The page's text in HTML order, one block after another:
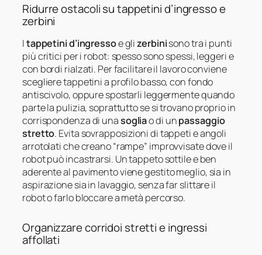
Ridurre ostacoli su tappetini d’ingresso e
zerbini
Itappetini d’ingressoe glizerbinisono tra i punti
più critici per i robot: spesso sono spessi, leggeri e
con bordi rialzati. Per facilitare il lavoro conviene
scegliere tappetini a profilo basso, con fondo
antiscivolo, oppure spostarli leggermente quando
parte la pulizia, soprattutto se si trovano proprio in
corrispondenza di unasogliao di unpassaggio
stretto. Evita sovrapposizioni di tappeti e angoli
arrotolati che creano “rampe” improvvisate dove il
robot può incastrarsi. Un tappeto sottile e ben
aderente al pavimento viene gestito meglio, sia in
aspirazione sia in lavaggio, senza far slittare il
robot o farlo bloccare a metà percorso.
Organizzare corridoi stretti e ingressi
affollati